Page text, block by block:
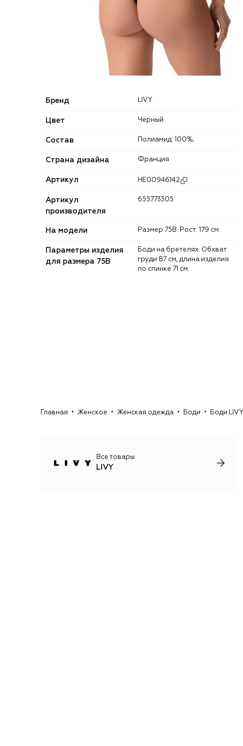
Бренд LIVY
Цвет Черный
Состав Полиамид: 100%;
Страна дизайна Франция
Артикул HE00946142
Артикул
производителя
655773305
На модели Размер 75B. Рост: 179 см.
Параметры изделия
для размера 75B
Боди на бретелях. Обхват
груди 87 см, длина изделия
по спинке 71 см.
Главная Женское Женская одежда Боди Боди LIVY
Все товары
LIVY